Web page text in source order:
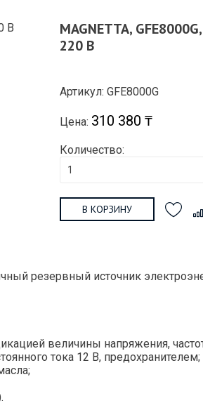
MAGNETTA,
220 В
Артикул: GFE8000G
Цена: 310 380 ₸
Количество:
В КОРЗИНУ
резервный источник
величины напряжения,
тока 12 В, предохранителем;